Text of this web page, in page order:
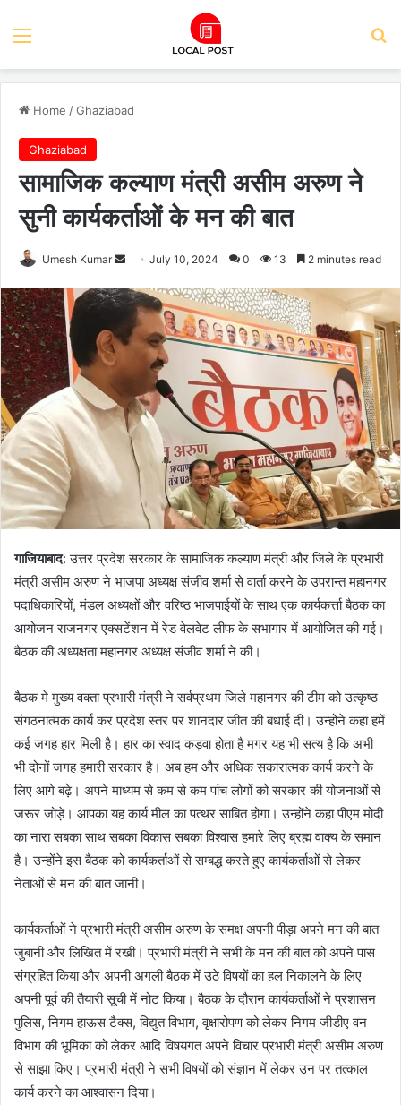
Menu
Home /Ghaziabad
Ghaziabad
सामाजिक कल्याण मंत्री असीम अरुण ने
सुनी कार्यकर्ताओं के मन की बात
Umesh Kumar
Send
email
July 10, 2024 0 13 2 minutes read
गाजियाबाद: उत्तर प्रदेश सरकार के सामाजिक कल्याण मंत्री और जिले के प्रभारी
मंत्री असीम अरुण ने भाजपा अध्यक्ष संजीव शर्मा से वार्ता करने के उपरान्त महानगर
पदाधिकारियों, मंडल अध्यक्षों और वरिष्ठ भाजपाईयों के साथ एक कार्यकर्त्ता बैठक का
आयोजन राजनगर एक्सटेंशन में रेड वेलवेट लीफ के सभागार में आयोजित की गई।
बैठक की अध्यक्षता महानगर अध्यक्ष संजीव शर्मा ने की।
बैठक मे मुख्य वक्ता प्रभारी मंत्री ने सर्वप्रथम जिले महानगर की टीम को उत्कृष्ठ
संगठनात्मक कार्य कर प्रदेश स्तर पर शानदार जीत की बधाई दी। उन्होंने कहा हमें
कई जगह हार मिली है। हार का स्वाद कड़वा होता है मगर यह भी सत्य है कि अभी
भी दोनों जगह हमारी सरकार है। अब हम और अधिक सकारात्मक कार्य करने के
लिए आगे बढ़े। अपने माध्यम से कम से कम पांच लोगों को सरकार की योजनाओं से
जरूर जोड़े। आपका यह कार्य मील का पत्थर साबित होगा। उन्होंने कहा पीएम मोदी
का नारा सबका साथ सबका विकास सबका विश्वास हमारे लिए ब्रह्म वाक्य के समान
है। उन्होंने इस बैठक को कार्यकर्ताओं से सम्बद्ध करते हुए कार्यकर्ताओं से लेकर
नेताओं से मन की बात जानी।
कार्यकर्ताओं ने प्रभारी मंत्री असीम अरुण के समक्ष अपनी पीड़ा अपने मन की बात
जुबानी और लिखित में रखी। प्रभारी मंत्री ने सभी के मन की बात को अपने पास
संग्रहित किया और अपनी अगली बैठक में उठे विषयों का हल निकालने के लिए
अपनी पूर्व की तैयारी सूची में नोट किया। बैठक के दौरान कार्यकर्ताओं ने प्रशासन
पुलिस, निगम हाऊस टैक्स, विद्युत विभाग, वृक्षारोपण को लेकर निगम जीडीए वन
विभाग की भूमिका को लेकर आदि विषयगत अपने विचार प्रभारी मंत्री असीम अरुण
से साझा किए। प्रभारी मंत्री ने सभी विषयों को संज्ञान में लेकर उन पर तत्काल
कार्य करने का आश्वासन दिया।